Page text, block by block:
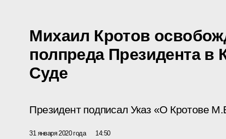
Михаил Кротов
полпреда Президента в
Суде
Президент подписал Указ «О Кротове
31 января 2020 года 14:50